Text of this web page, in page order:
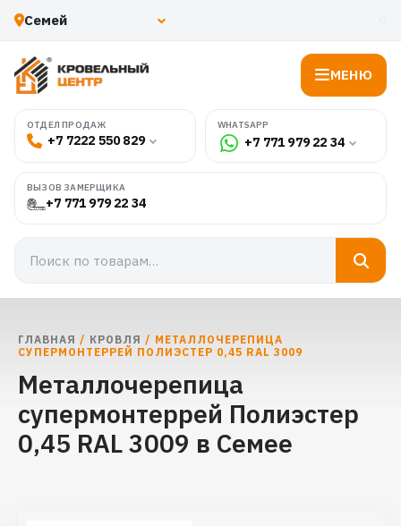
МЕНЮ
ОТДЕЛ ПРОДАЖ
+7 7222 550 829
WHATSAPP
+7 771 979 22 34
ВЫЗОВ ЗАМЕРЩИКА
+7 771 979 22 34
ГЛАВНАЯ / КРОВЛЯ / МЕТАЛЛОЧЕРЕПИЦА
СУПЕРМОНТЕРРЕЙ ПОЛИЭСТЕР 0,45 RAL 3009
Металлочерепица
супермонтеррей Полиэстер
0,45 RAL 3009 в Семее